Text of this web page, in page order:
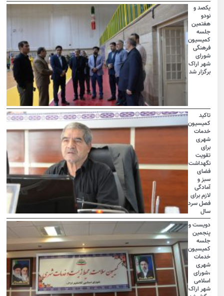
یکصد و
نودو
هفتمین
جلسه
کمیسیون
فرهنگی
شورای
شهر اراک
برگزار شد
تاکید
کمیسیون
خدمات
شهری
برای
تقویت
نگهداشت
فضای
سبز و
آمادگی
لازم برای
فصل سرد
سال
دویست و
پنجمین
جلسه
کمیسیون
خدمات
شهری
،شورای
اسلامی
شهر اراک